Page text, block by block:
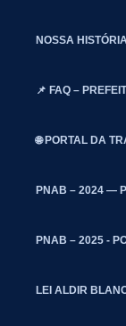
NOSSA HISTÓRIA
📌 FAQ –
🌐 PORTAL DA
PNAB – 2024 —
PNAB – 2025 -
LEI ALDIR